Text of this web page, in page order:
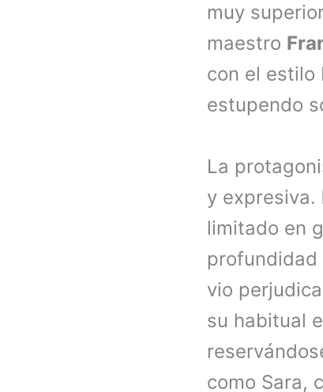
muy
maestro
con el estilo
estupendo
La
y expresiva.
limitado en
vio
su habitual
como Sara,